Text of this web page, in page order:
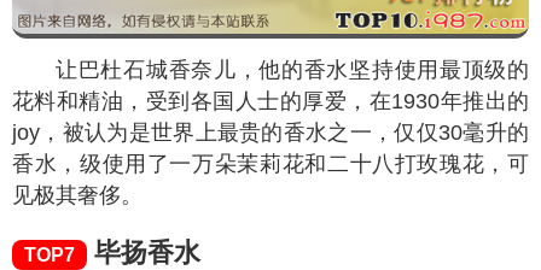
让巴杜石城香奈儿，他的香水坚持使用最顶级的
花料和精油，受到各国人士的厚爱，在1930年推出的
joy，被认为是世界上最贵的香水之一，仅仅30毫升的
香水，级使用了一万朵茉莉花和二十八打玫瑰花，可
见极其奢侈。
TOP7 毕扬香水